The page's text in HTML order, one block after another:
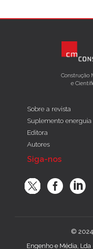
Construção
e
Sobre a revista
Suplemento energuia
Editora
Autores
Siga-nos
©
Engenho e Média,